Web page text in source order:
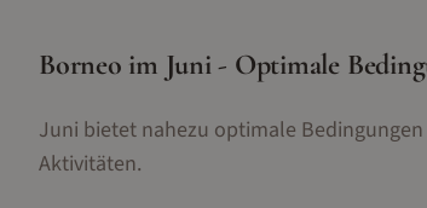
Borneo im Juni - Optimale
Juni bietet nahezu optimale
Aktivitäten.